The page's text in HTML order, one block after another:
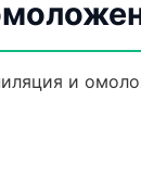
и